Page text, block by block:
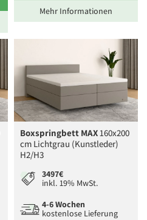
Mehr Informationen
Boxspringbett MAX160x200
cm Lichtgrau (Kunstleder)
H2/H3
3497€
inkl. 19% MwSt.
4-6 Wochen
kostenlose Lieferung